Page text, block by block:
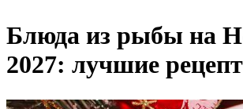
Блюда из рыбы на
2027: лучшие